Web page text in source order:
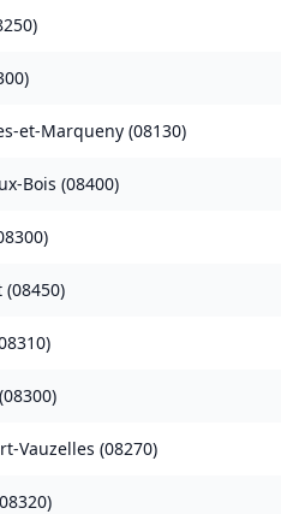
)
)
et-Marqueny (08130)
Bois (08400)
)
(08450)
)
(08300)
Vauzelles (08270)
08320)